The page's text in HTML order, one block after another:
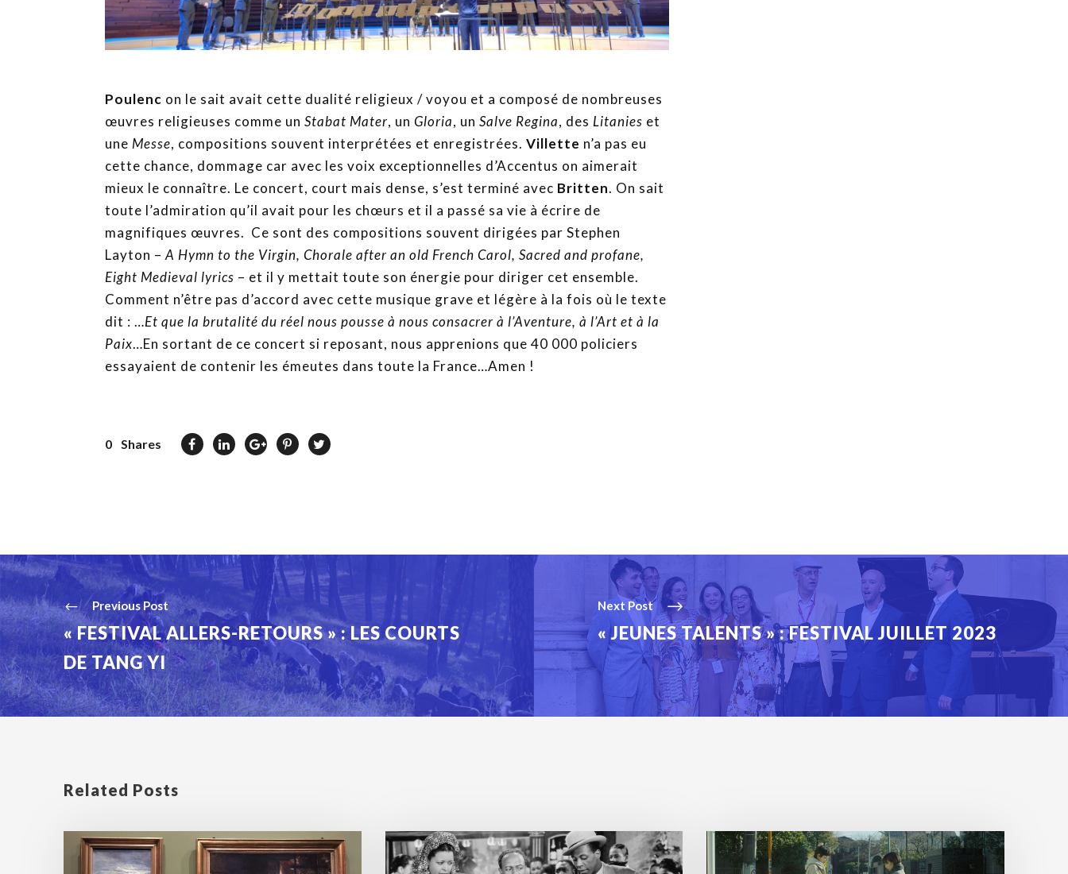
Poulenc on le sait avait cette dualité religieux / voyou et a composé de nombreuses
œuvres religieuses comme un Stabat Mater, un Gloria, un Salve Regina, des Litanies et
une Messe, compositions souvent interprétées et enregistrées. Villette n’a pas eu
cette chance, dommage car avec les voix exceptionnelles d’Accentus on aimerait
mieux le connaître. Le concert, court mais dense, s’est terminé avec Britten. On sait
toute l’admiration qu’il avait pour les chœurs et il a passé sa vie à écrire de
magnifiques œuvres. Ce sont des compositions souvent dirigées par Stephen
Layton –A Hymn to the Virgin, Chorale after an old French Carol, Sacred and profane,
Eight Medieval lyrics – et il y mettait toute son énergie pour diriger cet ensemble.
Comment n’être pas d’accord avec cette musique grave et légère à la fois où le texte
dit : …Et que la brutalité du réel nous pousse à nous consacrer à l’Aventure, à l’Art et à la
Paix…En sortant de ce concert si reposant, nous apprenions que 40 000 policiers
essayaient de contenir les émeutes dans toute la France…Amen !
0 Shares
Previous Post
« FESTIVAL ALLERS-RETOURS » : LES COURTS
DE TANG YI
Next Post
« JEUNES TALENTS » : FESTIVAL JUILLET 2023
Related Posts